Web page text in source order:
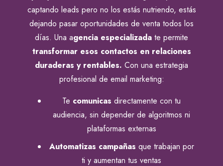
captando leads pero no los estás nutriendo, estás
dejando pasar oportunidades de venta todos los
días. Una agencia especializada te permite
transformar esos contactos en relaciones
duraderas y rentables. Con una estrategia
profesional de email marketing:
Te comunicas directamente con tu
audiencia, sin depender de algoritmos ni
plataformas externas
Automatizas campañas que trabajan por
ti y aumentan tus ventas